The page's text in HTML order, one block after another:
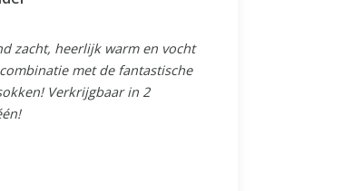
zacht, heerlijk warm en vocht
met de fantastische
Verkrijgbaar in 2